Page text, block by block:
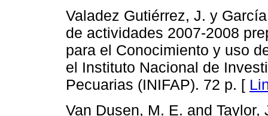
Valadez Gutiérrez, J. y
de actividades 2007-2008
para el Conocimiento y uso
el Instituto Nacional de
Pecuarias (INIFAP). 72 p. [
Van Dusen, M. E. and